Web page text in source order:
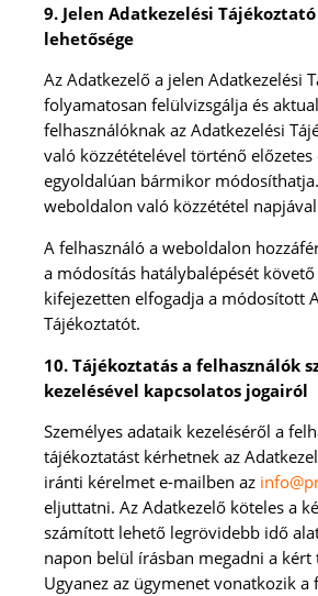
9. Jelen Adatkezelési
lehetősége
Az Adatkezelő a jelen Adatkezelési
folyamatosan felülvizsgálja és
felhasználóknak az Adatkezelési
való közzétételével történő
egyoldalúan bármikor
weboldalon való közzététel
A felhasználó a weboldalon
a módosítás hatálybalépését
kifejezetten elfogadja a módosított
Tájékoztatót.
10. Tájékoztatás a felhasználók
kezelésével kapcsolatos jogairól
Személyes adataik kezeléséről a
tájékoztatást kérhetnek az
iránti kérelmet e-mailben az
eljuttatni. Az Adatkezelő köteles a
számított lehető legrövidebb idő
napon belül írásban megadni a kért
Ugyanez az ügymenet vonatkozik a